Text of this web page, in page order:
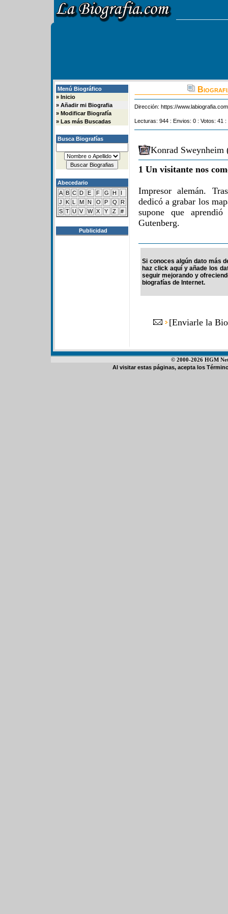
Menú Biográfico
» Inicio
» Añadir mi Biografia
» Modificar Biografía
» Las más Buscadas
Busca Biografías
Abecedario
A B C D E F G H
I
J
K L M N O P Q
R
S T U V W X Y Z #
Publicidad
Dirección: https://
Lecturas: 944 : Envios: 0 : Votos: 41
Konrad Sweynheim
1 Un visitante nos
Impresor alemán.
dedicó a grabar los
supone que
Gutenberg.
Si conoces algún dato más
haz click aquí y añade los
seguir mejorando y
biografías de Internet.
[Enviarle la
© 2000-2026 HGM
Al visitar estas páginas, acepta los